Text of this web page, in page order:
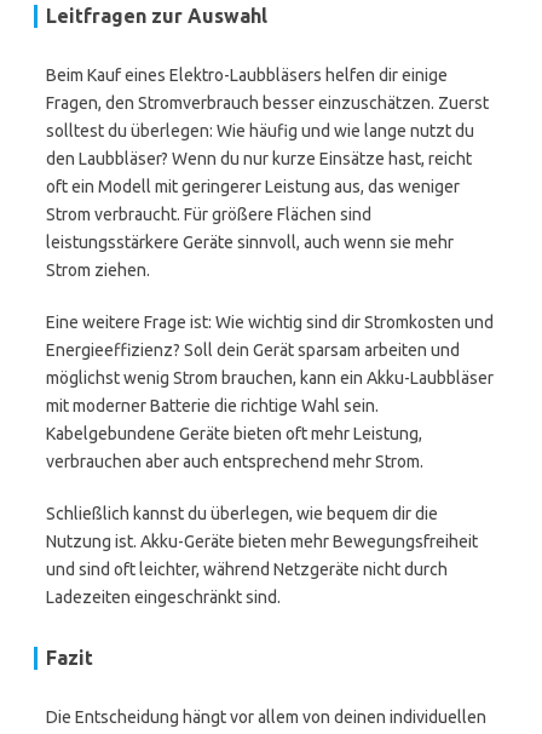
Leitfragen zur Auswahl
Beim Kauf eines Elektro-Laubbläsers helfen dir einige
Fragen, den Stromverbrauch besser einzuschätzen. Zuerst
solltest du überlegen: Wie häufig und wie lange nutzt du
den Laubbläser? Wenn du nur kurze Einsätze hast, reicht
oft ein Modell mit geringerer Leistung aus, das weniger
Strom verbraucht. Für größere Flächen sind
leistungsstärkere Geräte sinnvoll, auch wenn sie mehr
Strom ziehen.
Eine weitere Frage ist: Wie wichtig sind dir Stromkosten und
Energieeffizienz? Soll dein Gerät sparsam arbeiten und
möglichst wenig Strom brauchen, kann ein Akku-Laubbläser
mit moderner Batterie die richtige Wahl sein.
Kabelgebundene Geräte bieten oft mehr Leistung,
verbrauchen aber auch entsprechend mehr Strom.
Schließlich kannst du überlegen, wie bequem dir die
Nutzung ist. Akku-Geräte bieten mehr Bewegungsfreiheit
und sind oft leichter, während Netzgeräte nicht durch
Ladezeiten eingeschränkt sind.
Fazit
Die Entscheidung hängt vor allem von deinen individuellen